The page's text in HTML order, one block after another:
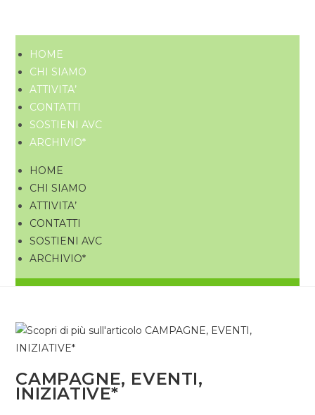
HOME
CHI SIAMO
ATTIVITA’
CONTATTI
SOSTIENI AVC
ARCHIVIO*
HOME
CHI SIAMO
ATTIVITA’
CONTATTI
SOSTIENI AVC
ARCHIVIO*
CAMPAGNE, EVENTI,
INIZIATIVE*